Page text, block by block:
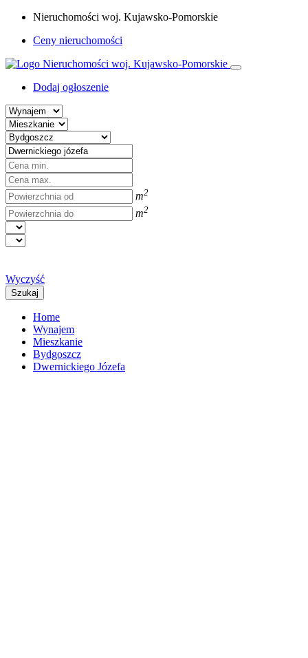
Nieruchomości woj. Kujawsko-Pomorskie
Ceny nieruchomości
Dodaj ogłoszenie
m2
m2
Wyczyść
Szukaj
Home
Wynajem
Mieszkanie
Bydgoszcz
Dwernickiego Józefa